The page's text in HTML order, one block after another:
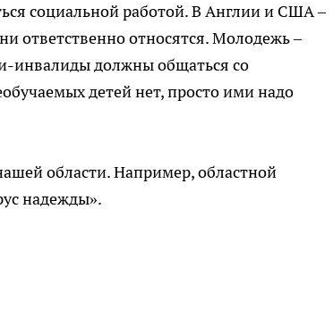
социальной работой. В Англии и США –
ответственно относятся. Молодежь –
инвалиды должны общаться со
детей нет, просто ими надо
области. Например, областной
надежды».